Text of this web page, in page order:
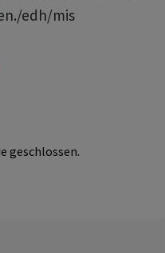
edh/mis
geschlossen.